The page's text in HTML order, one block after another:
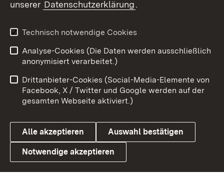
Youtube
Link zum Landesportal
Impressum
Kontakt
Barrierefreiheit
Datenschutz
Cookies
unserer Datenschutzerklärung.
Technisch notwendige Cookies
Analyse-Cookies (Die Daten werden ausschließlich
anonymisiert verarbeitet.)
Drittanbieter-Cookies (Social-Media-Elemente von
Facebook, X / Twitter und Google werden auf der
gesamten Webseite aktiviert.)
Alle akzeptieren Auswahl bestätigen
Notwendige akzeptieren